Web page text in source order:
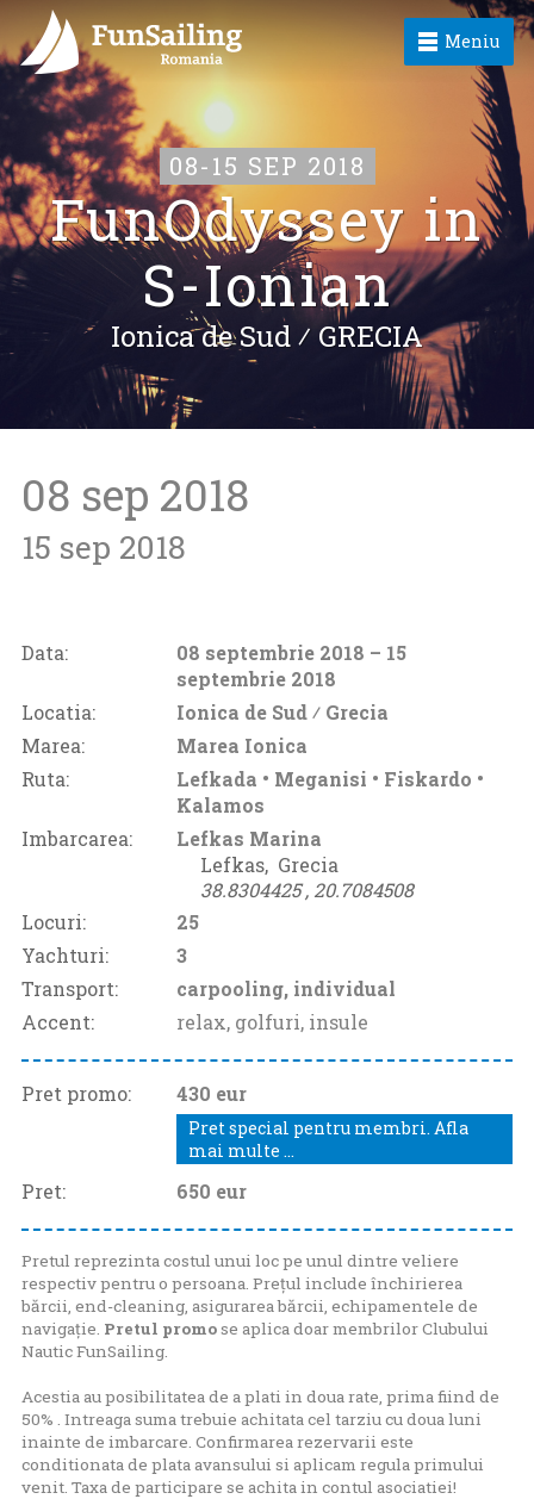
Meniu
08-15 SEP 2018
FunOdyssey in
S-Ionian
Ionica de Sud ⁄ GRECIA
08 sep 2018
15 sep 2018
Data: 08 septembrie 2018 – 15
septembrie 2018
Locatia:
Ionica de Sud ⁄ Grecia
Marea:
Marea Ionica
Ruta:
Lefkada • Meganisi • Fiskardo •
Kalamos
Imbarcarea:
Lefkas Marina
Lefkas‚ Grecia
38.8304425 ‚ 20.7084508
Locuri:
25
Yachturi:
3
Transport:
carpooling, individual
Accent:
relax, golfuri, insule
Pret promo: 430 eur
Pret special pentru membri. Afla
mai multe ...
Pret: 650 eur
Pretul reprezinta costul unui loc pe unul dintre veliere
respectiv pentru o persoana. Prețul include închirierea
bărcii, end-cleaning, asigurarea bărcii, echipamentele de
navigație. Pretul promose aplica doar membrilor Clubului
Nautic FunSailing.
Acestia au posibilitatea de a plati in doua rate, prima fiind de
50% . Intreaga suma trebuie achitata cel tarziu cu doua luni
inainte de imbarcare. Confirmarea rezervarii este
conditionata de plata avansului si aplicam regula primului
venit. Taxa de participare se achita in contul asociatiei!